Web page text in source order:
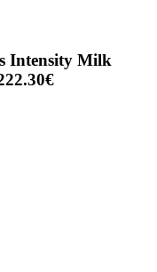
Intensity Milk